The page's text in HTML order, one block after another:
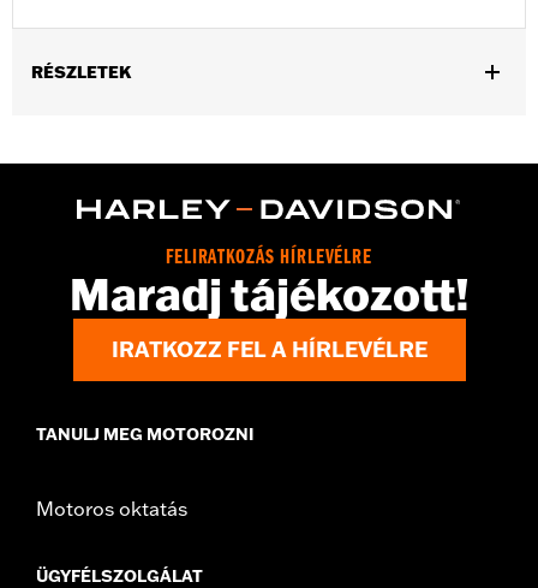
RÉSZLETEK
In the Box: Pair of trunk bags
1 year limited warranty – Go to
for full details
FELIRATKOZÁS HÍRLEVÉLRE
Maradj tájékozott!
IRATKOZZ FEL A HÍRLEVÉLRE
TANULJ MEG MOTOROZNI
Motoros oktatás
ÜGYFÉLSZOLGÁLAT